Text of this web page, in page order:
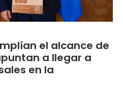
el alcance de
a llegar a
en la